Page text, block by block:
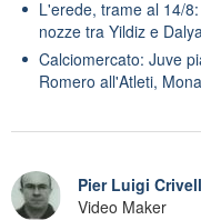
L'erede, trame al 14/
nozze tra Yildiz e
Calciomercato: Juve
Romero all'Atleti,
Pier Luigi
Video Maker